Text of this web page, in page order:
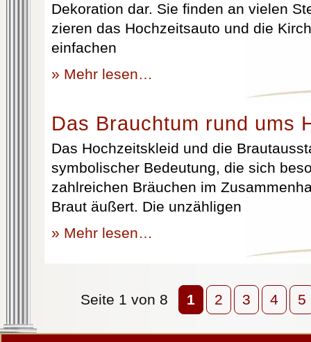
Dekoration dar. Sie finden an vielen
zieren das Hochzeitsauto und die
einfachen
» Mehr lesen…
Das Brauchtum rund ums
Das Hochzeitskleid und die
symbolischer Bedeutung, die sich
zahlreichen Bräuchen im
Braut äußert. Die unzähligen
» Mehr lesen…
Seite 1 von 8 1 2 3 4 5